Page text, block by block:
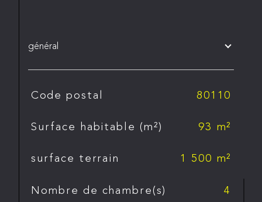
général
TRAD_SIROCCO_Caracteristique Valeurs
Code postal 80110
Surface habitable (m²) 93 m²
surface terrain 1 500 m²
Nombre de chambre(s) 4